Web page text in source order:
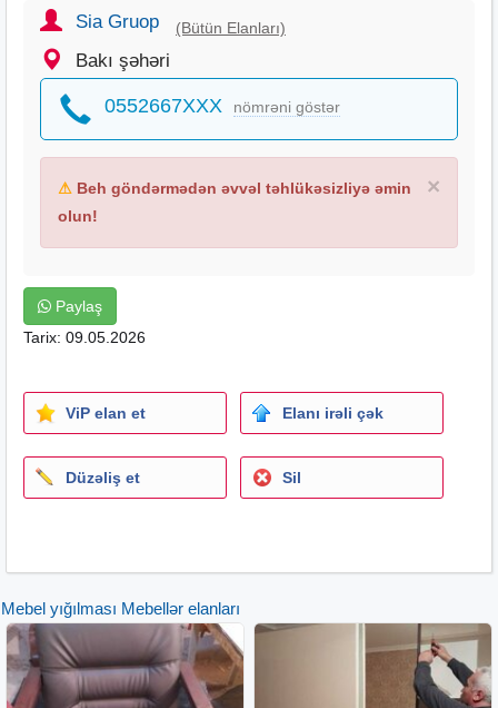
Sia Gruop (Bütün Elanları)
Bakı şəhəri
0552667XXX nömrəni göstər
×
⚠ Beh göndərmədən əvvəl təhlükəsizliyə əmin
olun!
Paylaş
Tarix: 09.05.2026
ViP elan et Elanı irəli çək
Düzəliş et Sil
Mebel yığılması Mebellər elanları